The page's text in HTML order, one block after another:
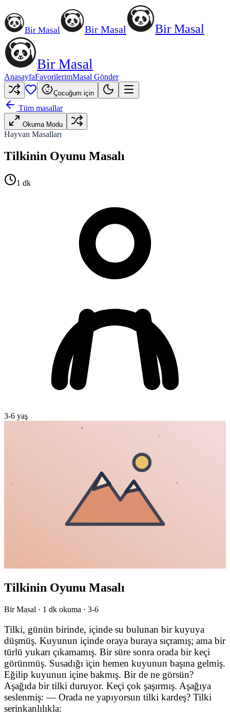
Bir Masal Bir Masal Bir Masal
Bir Masal
AnasayfaFavorilerimMasal Gönder
Çocuğum için
Tüm masallar
Okuma Modu
Hayvan Masalları
Tilkinin Oyunu Masalı
1 dk
3-6 yaş
Tilkinin Oyunu Masalı
Bir Masal · 1 dk okuma · 3-6
Tilki, günün birinde, içinde su bulunan bir kuyuya
düşmüş. Kuyunun içinde oraya buraya sıçramış; ama bir
türlü yukarı çıkamamış. Bir süre sonra orada bir keçi
görünmüş. Susadığı için hemen kuyunun başına gelmiş.
Eğilip kuyunun içine bakmış. Bir de ne görsün?
Aşağıda bir tilki duruyor. Keçi çok şaşırmış. Aşağıya
seslenmiş: — Orada ne yapıyorsun tilki kardeş? Tilki
serinkanlılıkla: